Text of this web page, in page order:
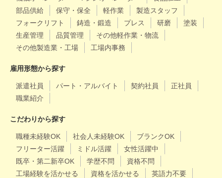
部品供給
保守・保全 軽作業
製造スタッフ
フォークリフト
鋳造・鍛造 プレス 研磨
塗装
生産管理
品質管理
その他軽作業・物流
その他製造業・工場
工場内事務
雇用形態から探す
派遣社員 パート・アルバイト 契約社員
正社員
職業紹介
こだわりから探す
職種未経験OK 社会人未経験OK
ブランクOK
フリーター活躍
ミドル活躍
女性活躍中
既卒・第二新卒OK
学歴不問
資格不問
工場経験を活かせる
資格を活かせる
英語力不要